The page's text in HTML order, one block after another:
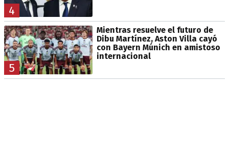
4
5
Mientras resuelve el futuro de
Dibu Martínez, Aston Villa cayó
con Bayern Múnich en amistoso
internacional